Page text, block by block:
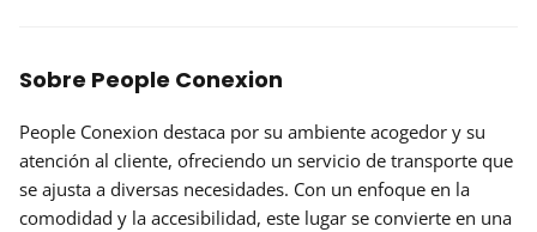
Sobre People Conexion
People Conexion destaca por su ambiente acogedor y su
atención al cliente, ofreciendo un servicio de transporte que
se ajusta a diversas necesidades. Con un enfoque en la
comodidad y la accesibilidad, este lugar se convierte en una